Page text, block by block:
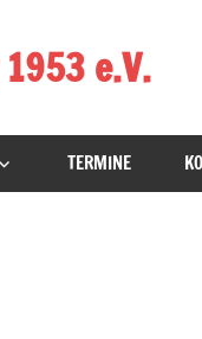
e.V.
TERMINE